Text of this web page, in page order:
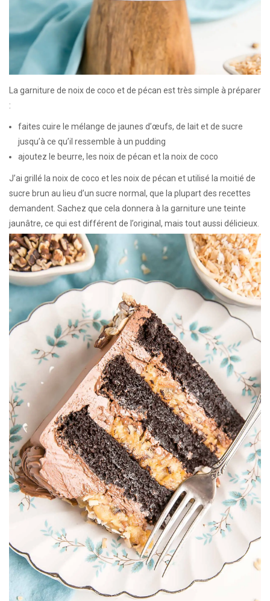
La garniture de noix de coco et de pécan est très simple à préparer
:
faites cuire le mélange de jaunes d’œufs, de lait et de sucre
jusqu’à ce qu’il ressemble à un pudding
ajoutez le beurre, les noix de pécan et la noix de coco
J’ai grillé la noix de coco et les noix de pécan et utilisé la moitié de
sucre brun au lieu d’un sucre normal, que la plupart des recettes
demandent. Sachez que cela donnera à la garniture une teinte
jaunâtre, ce qui est différent de l’original, mais tout aussi délicieux.